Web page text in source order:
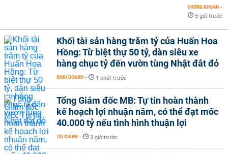
CHỨNG KHOÁN -
5 giờ trước
Khối tài sản hàng trăm tỷ của Huấn Hoa
Hồng: Từ biệt thự 50 tỷ, dàn siêu xe
hàng chục tỷ đến vườn tùng Nhật đắt đỏ
KINH DOANH - 1 phút trước
Tổng Giám đốc MB: Tự tin hoàn thành
kế hoạch lợi nhuận năm, có thể đạt mốc
40.000 tỷ nếu tình hình thuận lợi
TÀI CHÍNH - 3 giờ trước